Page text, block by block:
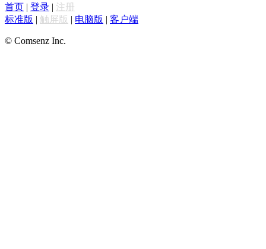
首页 | 登录 | 注册
标准版 | 触屏版 | 电脑版 | 客户端
© Comsenz Inc.